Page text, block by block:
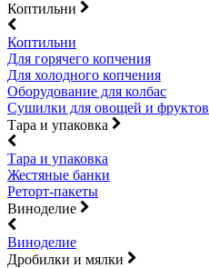
Коптильни
Коптильни
Для горячего копчения
Для холодного копчения
Оборудование для колбас
Сушилки для овощей и фруктов
Тара и упаковка
Тара и упаковка
Жестяные банки
Реторт-пакеты
Виноделие
Виноделие
Дробилки и мялки